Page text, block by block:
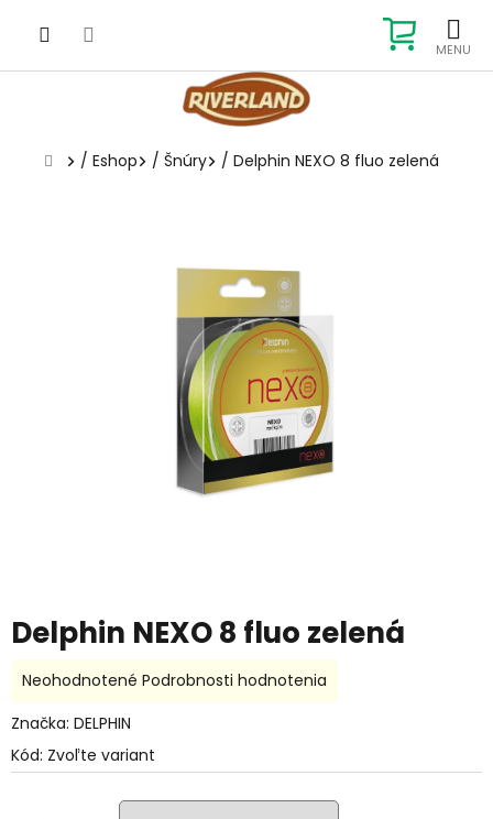
KOŠÍK
Domov
/ Eshop / Šnúry / Delphin NEXO 8 fluo zelená
Delphin NEXO 8 fluo zelená
Kód: Zvoľte variant
Priemerné
produktu
0,0
Neohodnotené Podrobnosti hodnotenia
Značka: DELPHIN